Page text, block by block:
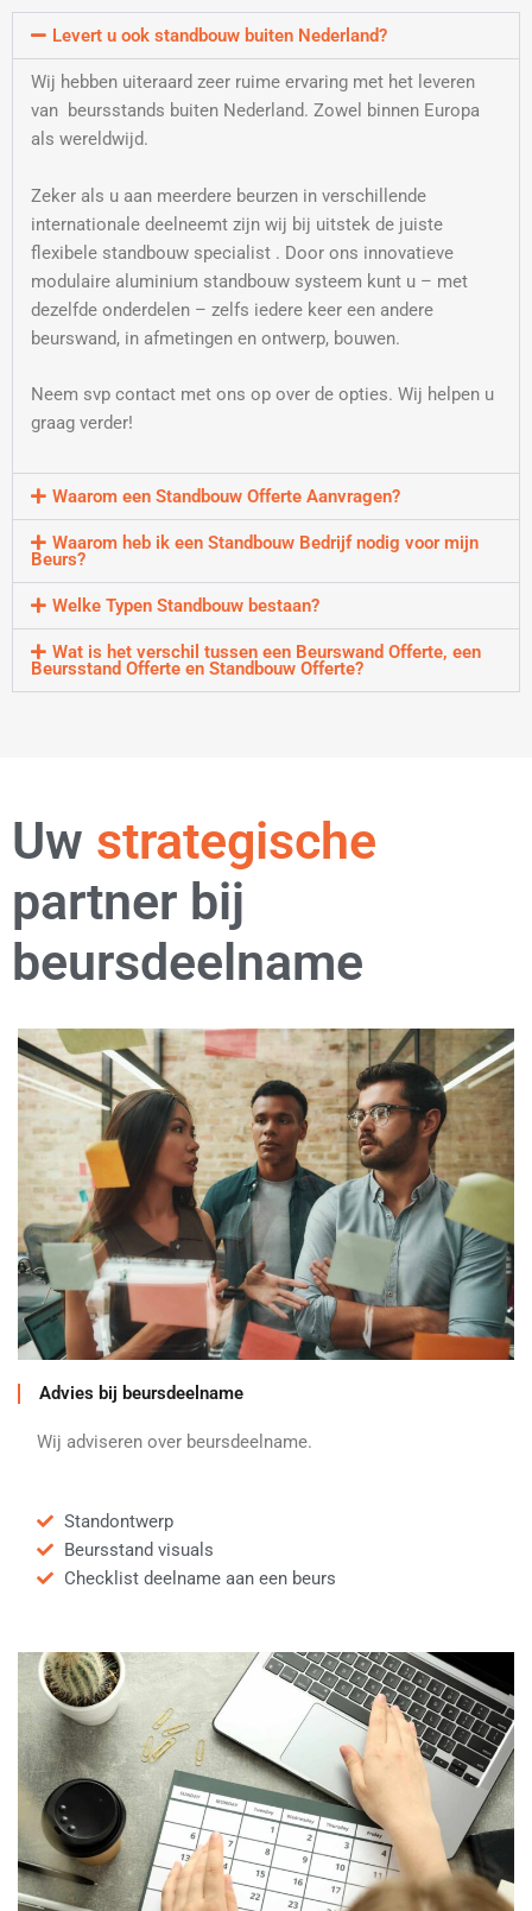
Levert u ook standbouw buiten Nederland?
Wij hebben uiteraard zeer ruime ervaring met het leveren
van beursstands buiten Nederland. Zowel binnen Europa
als wereldwijd.
Zeker als u aan meerdere beurzen in verschillende
internationale deelneemt zijn wij bij uitstek de juiste
flexibele standbouw specialist . Door ons innovatieve
modulaire aluminium standbouw systeem kunt u – met
dezelfde onderdelen – zelfs iedere keer een andere
beurswand, in afmetingen en ontwerp, bouwen.
Neem svp contact met ons op over de opties. Wij helpen u
graag verder!
Waarom een Standbouw Offerte Aanvragen?
Waarom heb ik een Standbouw Bedrijf nodig voor mijn
Beurs?
Welke Typen Standbouw bestaan?
Wat is het verschil tussen een Beurswand Offerte, een
Beursstand Offerte en Standbouw Offerte?
Uw flexibele
partner bij
beursdeelname
Advies bij beursdeelname
Wij adviseren over beursdeelname.
Standontwerp
Beursstand visuals
Checklist deelname aan een beurs